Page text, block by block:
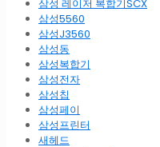
삼성 레이저 복합기SCX
삼성5560
삼성J3560
삼성동
삼성복합기
삼성전자
삼성칩
삼성페이
삼성프린터
새헤드